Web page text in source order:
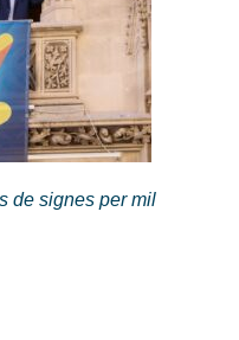
de signes per mil